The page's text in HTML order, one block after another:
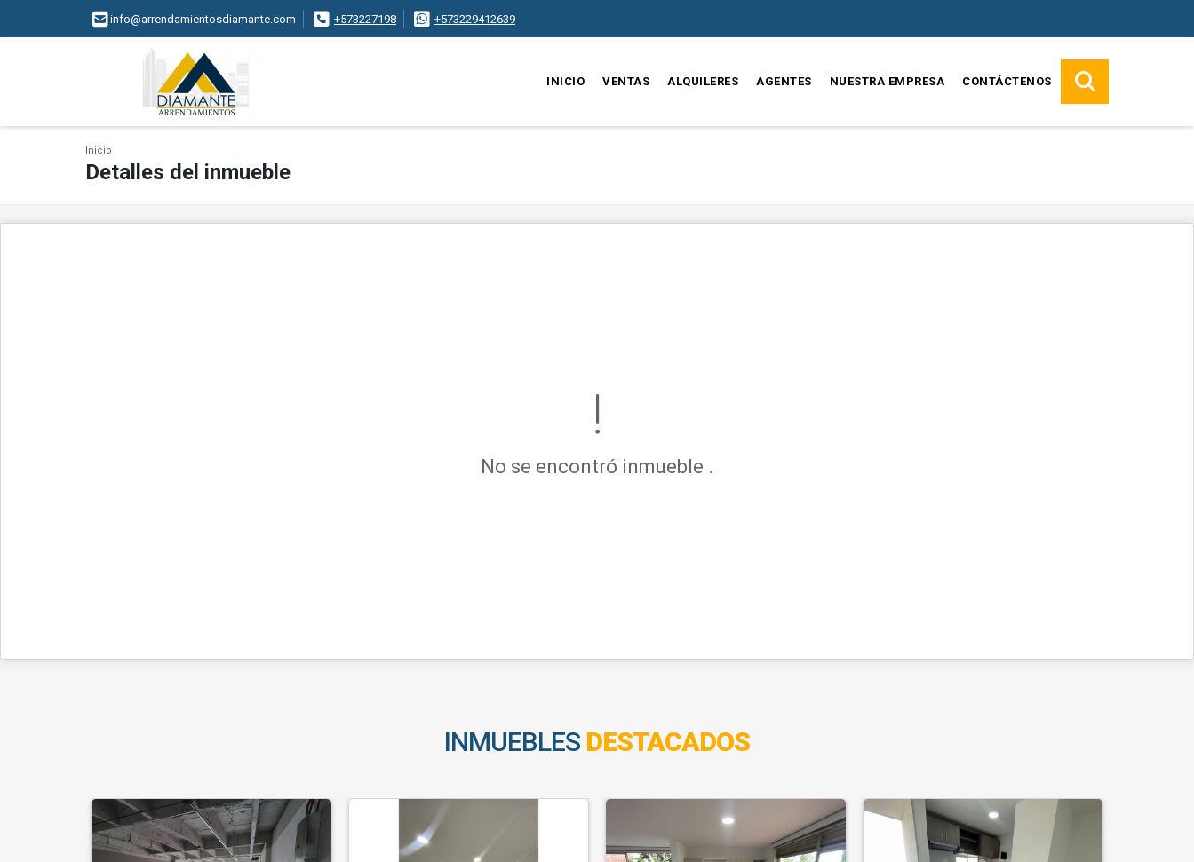
info@arrendamientosdiamante.com +573227198 +573229412639
INICIO VENTAS ALQUILERES AGENTES NUESTRA EMPRESA CONTÁCTENOS
Inicio
Detalles del inmueble
No se encontró inmueble .
INMUEBLES DESTACADOS